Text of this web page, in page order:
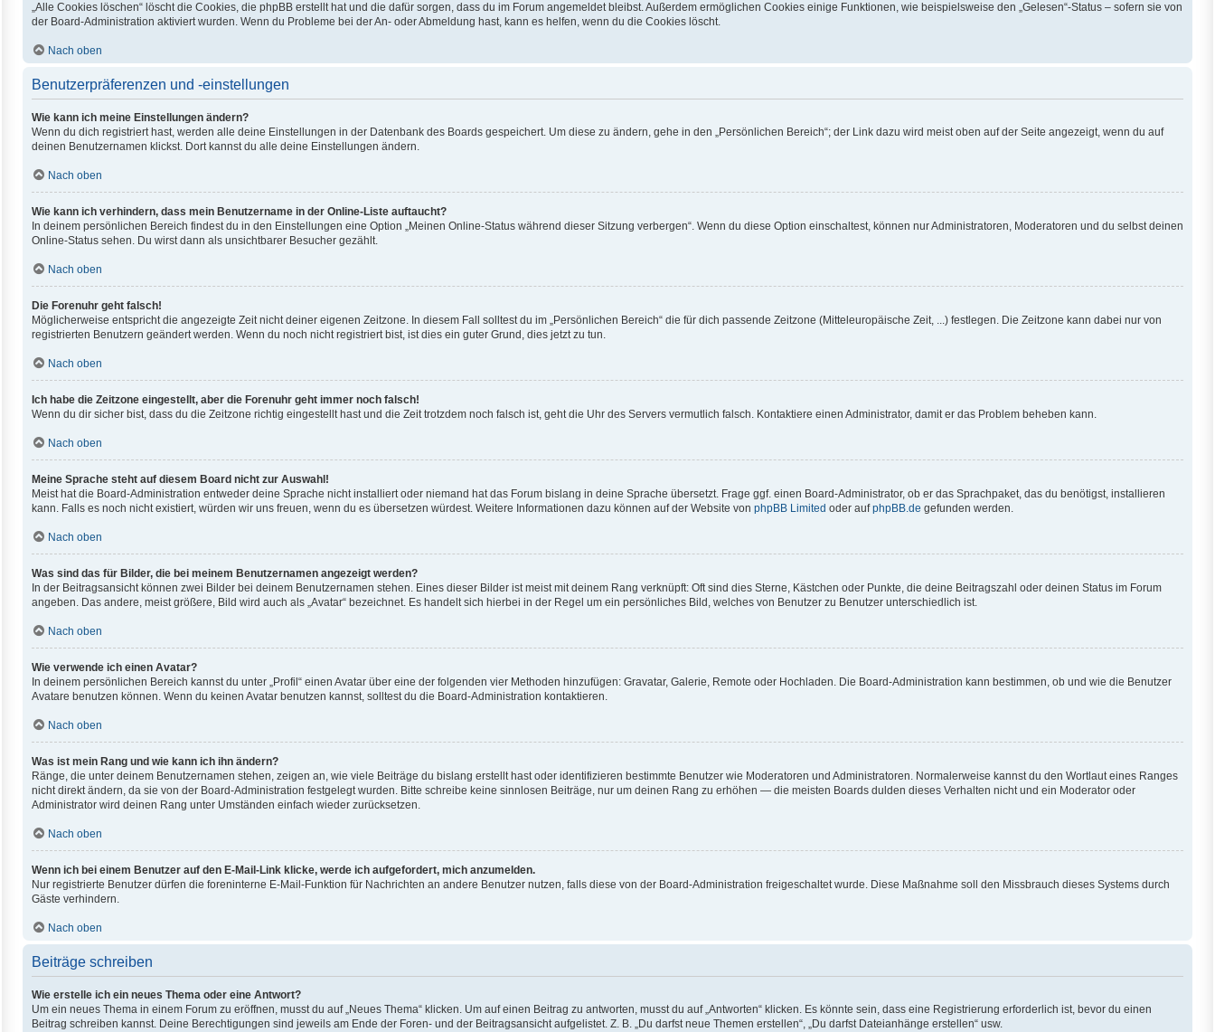
„Alle Cookies löschen“ löscht die Cookies, die phpBB erstellt hat und die dafür sorgen, dass du im Forum angemeldet bleibst. Außerdem ermöglichen Cookies einige Funktionen, wie beispielsweise den „Gelesen“-Status – sofern sie von
der Board-Administration aktiviert wurden. Wenn du Probleme bei der An- oder Abmeldung hast, kann es helfen, wenn du die Cookies löscht.
Nach oben
Benutzerpräferenzen und -einstellungen
Wie kann ich meine Einstellungen ändern?
Wenn du dich registriert hast, werden alle deine Einstellungen in der Datenbank des Boards gespeichert. Um diese zu ändern, gehe in den „Persönlichen Bereich“; der Link dazu wird meist oben auf der Seite angezeigt, wenn du auf
deinen Benutzernamen klickst. Dort kannst du alle deine Einstellungen ändern.
Nach oben
Wie kann ich verhindern, dass mein Benutzername in der Online-Liste auftaucht?
In deinem persönlichen Bereich findest du in den Einstellungen eine Option „Meinen Online-Status während dieser Sitzung verbergen“. Wenn du diese Option einschaltest, können nur Administratoren, Moderatoren und du selbst deinen
Online-Status sehen. Du wirst dann als unsichtbarer Besucher gezählt.
Nach oben
Die Forenuhr geht falsch!
Möglicherweise entspricht die angezeigte Zeit nicht deiner eigenen Zeitzone. In diesem Fall solltest du im „Persönlichen Bereich“ die für dich passende Zeitzone (Mitteleuropäische Zeit, ...) festlegen. Die Zeitzone kann dabei nur von
registrierten Benutzern geändert werden. Wenn du noch nicht registriert bist, ist dies ein guter Grund, dies jetzt zu tun.
Nach oben
Ich habe die Zeitzone eingestellt, aber die Forenuhr geht immer noch falsch!
Wenn du dir sicher bist, dass du die Zeitzone richtig eingestellt hast und die Zeit trotzdem noch falsch ist, geht die Uhr des Servers vermutlich falsch. Kontaktiere einen Administrator, damit er das Problem beheben kann.
Nach oben
Meine Sprache steht auf diesem Board nicht zur Auswahl!
Meist hat die Board-Administration entweder deine Sprache nicht installiert oder niemand hat das Forum bislang in deine Sprache übersetzt. Frage ggf. einen Board-Administrator, ob er das Sprachpaket, das du benötigst, installieren
kann. Falls es noch nicht existiert, würden wir uns freuen, wenn du es übersetzen würdest. Weitere Informationen dazu können auf der Website von phpBB Limited oder aufphpBB.de gefunden werden.
Nach oben
Was sind das für Bilder, die bei meinem Benutzernamen angezeigt werden?
In der Beitragsansicht können zwei Bilder bei deinem Benutzernamen stehen. Eines dieser Bilder ist meist mit deinem Rang verknüpft: Oft sind dies Sterne, Kästchen oder Punkte, die deine Beitragszahl oder deinen Status im Forum
angeben. Das andere, meist größere, Bild wird auch als „Avatar“ bezeichnet. Es handelt sich hierbei in der Regel um ein persönliches Bild, welches von Benutzer zu Benutzer unterschiedlich ist.
Nach oben
Wie verwende ich einen Avatar?
In deinem persönlichen Bereich kannst du unter „Profil“ einen Avatar über eine der folgenden vier Methoden hinzufügen: Gravatar, Galerie, Remote oder Hochladen. Die Board-Administration kann bestimmen, ob und wie die Benutzer
Avatare benutzen können. Wenn du keinen Avatar benutzen kannst, solltest du die Board-Administration kontaktieren.
Nach oben
Was ist mein Rang und wie kann ich ihn ändern?
Ränge, die unter deinem Benutzernamen stehen, zeigen an, wie viele Beiträge du bislang erstellt hast oder identifizieren bestimmte Benutzer wie Moderatoren und Administratoren. Normalerweise kannst du den Wortlaut eines Ranges
nicht direkt ändern, da sie von der Board-Administration festgelegt wurden. Bitte schreibe keine sinnlosen Beiträge, nur um deinen Rang zu erhöhen — die meisten Boards dulden dieses Verhalten nicht und ein Moderator oder
Administrator wird deinen Rang unter Umständen einfach wieder zurücksetzen.
Nach oben
Wenn ich bei einem Benutzer auf den E-Mail-Link klicke, werde ich aufgefordert, mich anzumelden.
Nur registrierte Benutzer dürfen die foreninterne E-Mail-Funktion für Nachrichten an andere Benutzer nutzen, falls diese von der Board-Administration freigeschaltet wurde. Diese Maßnahme soll den Missbrauch dieses Systems durch
Gäste verhindern.
Nach oben
Beiträge schreiben
Wie erstelle ich ein neues Thema oder eine Antwort?
Um ein neues Thema in einem Forum zu eröffnen, musst du auf „Neues Thema“ klicken. Um auf einen Beitrag zu antworten, musst du auf „Antworten“ klicken. Es könnte sein, dass eine Registrierung erforderlich ist, bevor du einen
Beitrag schreiben kannst. Deine Berechtigungen sind jeweils am Ende der Foren- und der Beitragsansicht aufgelistet. Z. B. „Du darfst neue Themen erstellen“, „Du darfst Dateianhänge erstellen“ usw.